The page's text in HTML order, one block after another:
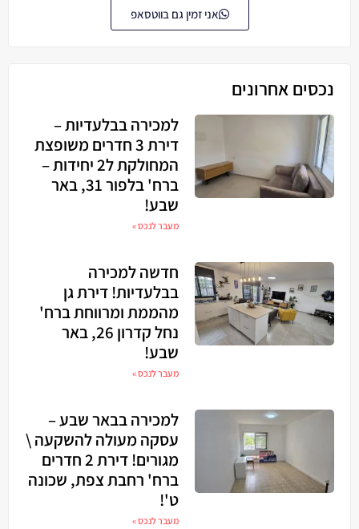
אני זמין גם בווטסאפ
נכסים אחרונים
למכירה בבלעדיות –
דירת 3 חדרים משופצת
המחולקת ל2 יחידות –
ברח' בלפור 31, באר
שבע!
מעבר לנכס »
חדשה למכירה
בבלעדיות! דירת גן
מהממת ומרווחת ברח'
נחל קדרון 26, באר
שבע!
מעבר לנכס »
למכירה בבאר שבע –
עסקה מעולה להשקעה \
מגורים! דירת 2 חדרים
ברח' רחבת צפת, שכונה
ט'!
מעבר לנכס »